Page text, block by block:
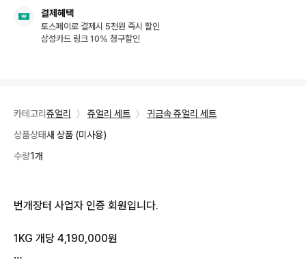
결제혜택
토스페이로 결제시 5천원 즉시 할인
삼성카드 링크 10% 청구할인
카테고리 쥬얼리 〉 쥬얼리 세트 〉
귀금속 쥬얼리 세트
상품상태새 상품 (미사용)
수량1개
번개장터 사업자 인증 회원입니다.
1KG 개당 4,190,000원